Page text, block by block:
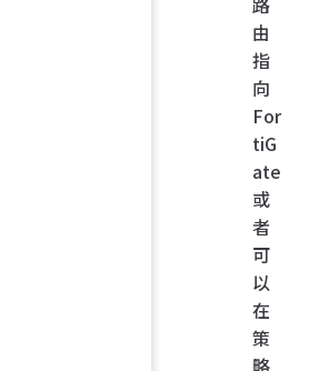
由
指
向
For
tiG
ate
或
者
可
以
在
策
略